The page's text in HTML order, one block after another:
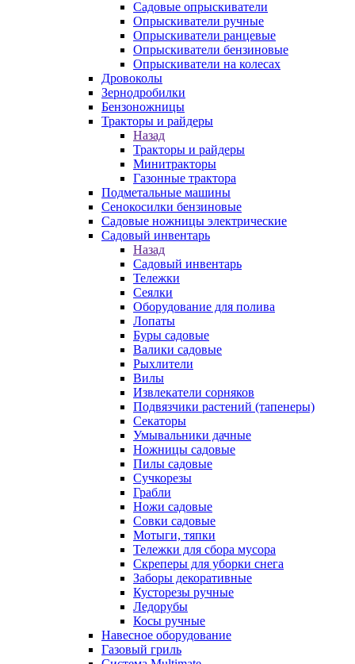
Садовые опрыскиватели
Опрыскиватели ручные
Опрыскиватели ранцевые
Опрыскиватели бензиновые
Опрыскиватели на колесах
Дровоколы
Зернодробилки
Бензоножницы
Тракторы и райдеры
Назад
Тракторы и райдеры
Минитракторы
Газонные трактора
Подметальные машины
Сенокосилки бензиновые
Садовые ножницы электрические
Садовый инвентарь
Назад
Садовый инвентарь
Тележки
Сеялки
Оборудование для полива
Лопаты
Буры садовые
Валики садовые
Рыхлители
Вилы
Извлекатели сорняков
Подвязчики растений (тапенеры)
Секаторы
Умывальники дачные
Ножницы садовые
Пилы садовые
Сучкорезы
Грабли
Ножи садовые
Совки садовые
Мотыги, тяпки
Тележки для сбора мусора
Скреперы для уборки снега
Заборы декоративные
Кусторезы ручные
Ледорубы
Косы ручные
Навесное оборудование
Газовый гриль